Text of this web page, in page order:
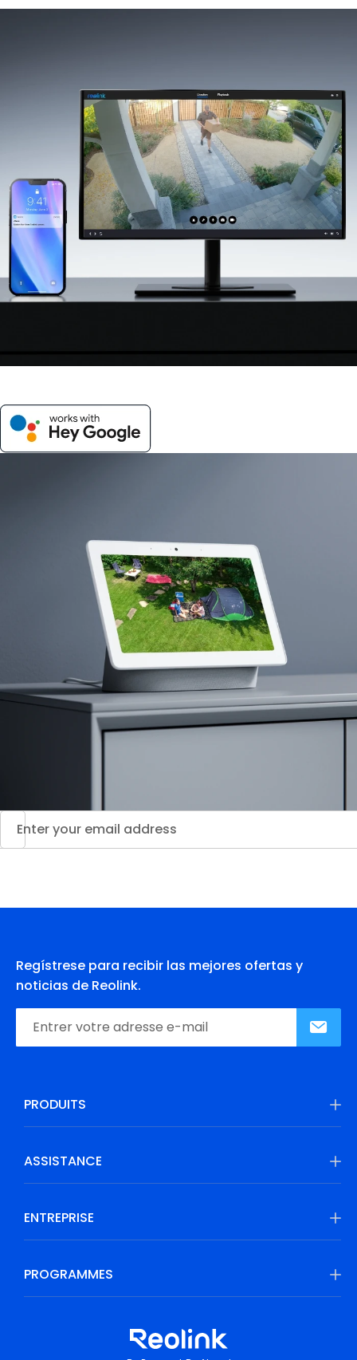
Regístrese para recibir las mejores ofertas y
noticias de Reolink.
PRODUITS
ASSISTANCE
ENTREPRISE
PROGRAMMES